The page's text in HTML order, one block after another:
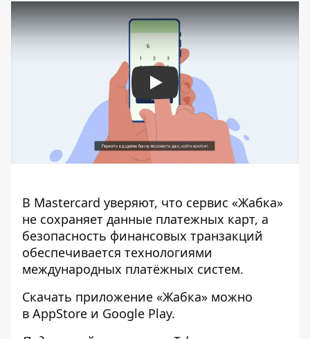
Play
В Mastercard уверяют, что сервис «Жабка»
не сохраняет данные платежных карт, а
безопасность финансовых транзакций
обеспечивается технологиями
международных платёжных систем.
Скачать приложение «Жабка» можно
в AppStore и Google Play.